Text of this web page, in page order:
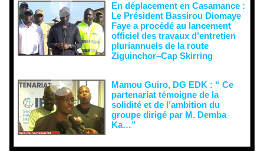
En déplacement en Casamance :
Le Président Bassirou Diomaye
Faye a procédé au lancement
officiel des travaux d’entretien
pluriannuels de la route
Ziguinchor–Cap Skirring
Mamou Guiro, DG EDK : “ Ce
partenariat témoigne de la
solidité et de l’ambition du
groupe dirigé par M. Demba
Ka…”